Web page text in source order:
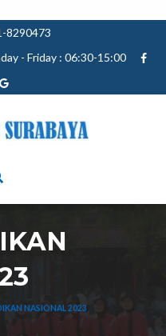
8290473
- Friday : 06:30-15:00
NASIONAL 2023